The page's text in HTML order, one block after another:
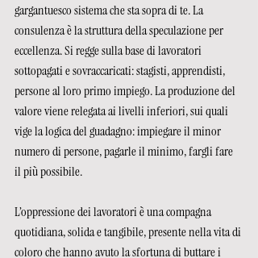
gargantuesco sistema che sta sopra di te. La
consulenza è la struttura della speculazione per
eccellenza. Si regge sulla base di lavoratori
sottopagati e sovraccaricati: stagisti, apprendisti,
persone al loro primo impiego. La produzione del
valore viene relegata ai livelli inferiori, sui quali
vige la logica del guadagno: impiegare il minor
numero di persone, pagarle il minimo, fargli fare
il più possibile.
L’oppressione dei lavoratori è una compagna
quotidiana, solida e tangibile, presente nella vita di
coloro che hanno avuto la sfortuna di buttare i